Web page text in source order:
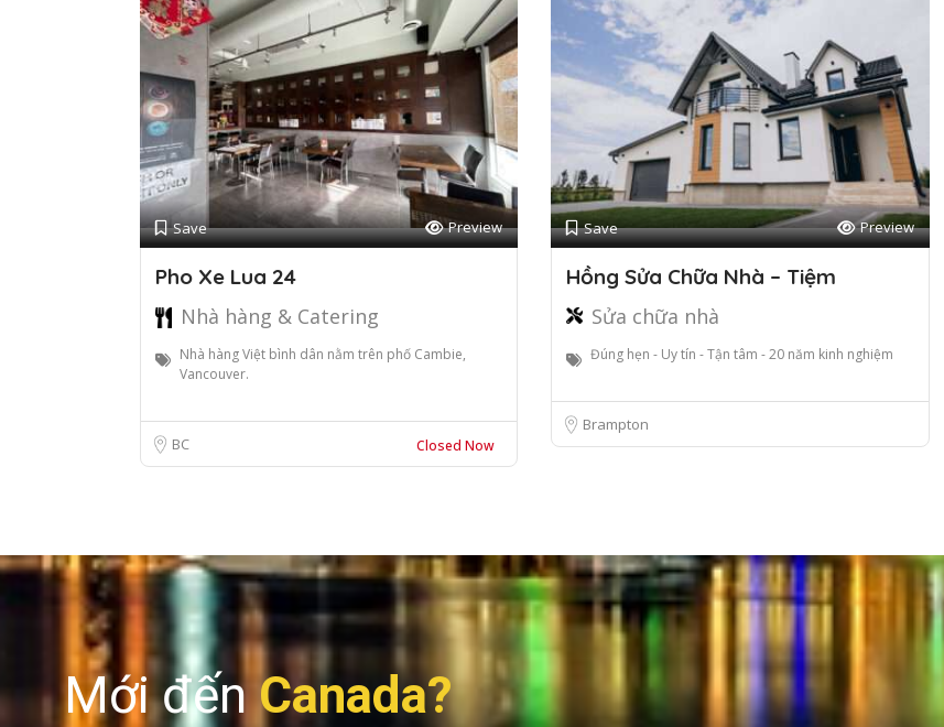
Save Preview
Pho Xe Lua 24
Nhà hàng & Catering
Nhà hàng Việt bình dân nằm trên phố Cambie,
Vancouver.
BC Closed Now
Save Preview
Hồng Sửa Chữa Nhà – Tiệm
Sửa chữa nhà
Đúng hẹn - Uy tín - Tận tâm - 20 năm kinh nghiệm
Brampton
Mới đến Canada?